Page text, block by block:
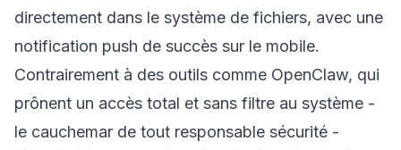
directement dans le système de fichiers, avec une
notification push de succès sur le mobile.
Contrairement à des outils comme OpenClaw, qui
prônent un accès total et sans filtre au système -
le cauchemar de tout responsable sécurité -